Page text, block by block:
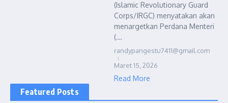
(Islamic Revolutionary Guard
Corps/IRGC) menyatakan akan
menargetkan Perdana Menteri
(...
randypangestu7411@gmail.com
Maret 15, 2026
Read More
Featured Posts